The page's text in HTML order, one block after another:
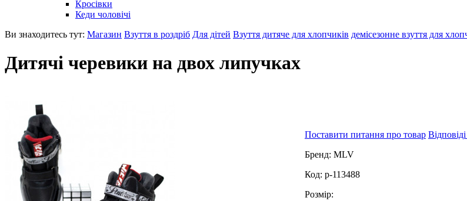
Кросівки
Кеди чоловічі
Ви знаходитесь тут: Магазин Взуття в роздріб Для дітей Взуття дитяче для хлопчиків демісезонне взуття для
Дитячі черевики на двох липучках
Поставити питання про товар
Бренд: MLV
Код: p-113488
Розмір: